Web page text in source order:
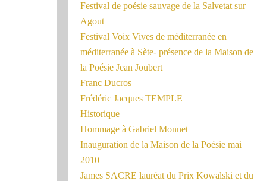
Festival de poésie sauvage de la Salvetat sur
Agout
Festival Voix Vives de méditerranée en
méditerranée à Sète- présence de la Maison de
la Poésie Jean Joubert
Franc Ducros
Frédéric Jacques TEMPLE
Historique
Hommage à Gabriel Monnet
Inauguration de la Maison de la Poésie mai
2010
James SACRE lauréat du Prix Kowalski et du